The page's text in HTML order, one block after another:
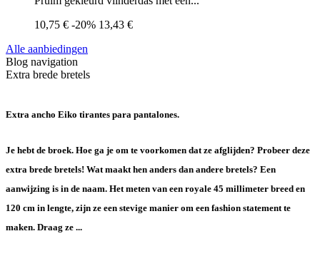
10,75 € -20% 13,43 €
Alle aanbiedingen
Blog navigation
Extra brede bretels
Extra ancho Eiko tirantes para pantalones.
Je hebt de broek. Hoe ga je om te voorkomen dat ze afglijden? Probeer deze
extra brede bretels! Wat maakt hen anders dan andere bretels? Een
aanwijzing is in de naam. Het meten van een royale 45 millimeter breed en
120 cm in lengte, zijn ze een stevige manier om een fashion statement te
maken. Draag ze ...